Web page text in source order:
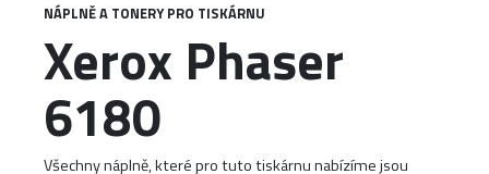
NÁPLNĚ A TONERY PRO TISKÁRNU
Xerox Phaser
6180
Všechny náplně, které pro tuto tiskárnu nabízíme jsou